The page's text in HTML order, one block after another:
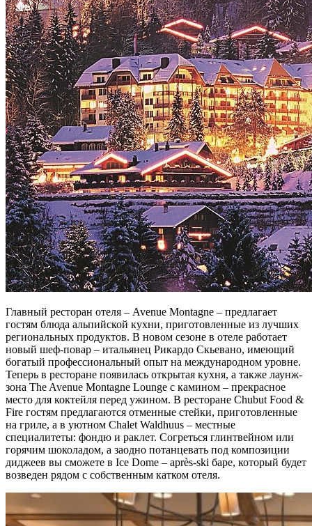
Главный ресторан отеля – Avenue Montagne – предлагает
гостям блюда альпийской кухни, приготовленные из лучших
региональных продуктов. В новом сезоне в отеле работает
новый шеф-повар – итальянец Рикардо Скьевано, имеющий
богатый профессиональный опыт на международном уровне.
Теперь в ресторане появилась открытая кухня, а также лаунж-
зона The Avenue Montagne Lounge с камином – прекрасное
место для коктейля перед ужином. В ресторане Chubut Food &
Fire гостям предлагаются отменные стейки, приготовленные
на гриле, а в уютном Chalet Waldhuus – местные
специалитеты: фондю и раклет. Согреться глинтвейном или
горячим шоколадом, а заодно потанцевать под композиции
диджеев вы сможете в Ice Dome – après-ski баре, который будет
возведен рядом с собственным катком отеля.